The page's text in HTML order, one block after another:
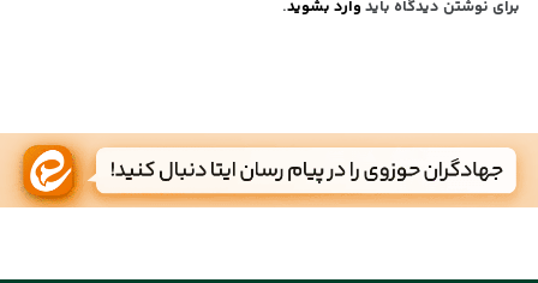
برای نوشتن دیدگاه باید وارد بشوید.